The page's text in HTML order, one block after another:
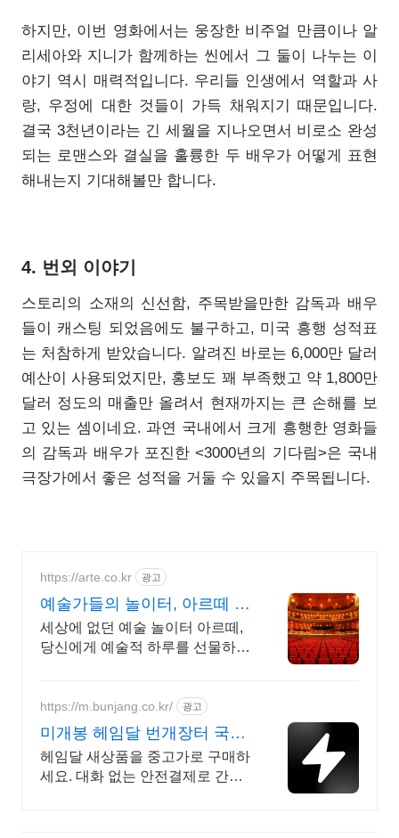
하지만, 이번 영화에서는 웅장한 비주얼 만큼이나 알
리세아와 지니가 함께하는 씬에서 그 둘이 나누는 이
야기 역시 매력적입니다. 우리들 인생에서 역할과 사
랑, 우정에 대한 것들이 가득 채워지기 때문입니다.
결국 3천년이라는 긴 세월을 지나오면서 비로소 완성
되는 로맨스와 결실을 훌륭한 두 배우가 어떻게 표현
해내는지 기대해볼만 합니다.
4. 번외 이야기
스토리의 소재의 신선함, 주목받을만한 감독과 배우
들이 캐스팅 되었음에도 불구하고, 미국 흥행 성적표
는 처참하게 받았습니다. 알려진 바로는 6,000만 달러
예산이 사용되었지만, 홍보도 꽤 부족했고 약 1,800만
달러 정도의 매출만 올려서 현재까지는 큰 손해를 보
고 있는 셈이네요. 과연 국내에서 크게 흥행한 영화들
의 감독과 배우가 포진한 <3000년의 기다림>은 국내
극장가에서 좋은 성적을 거둘 수 있을지 주목됩니다.
https://arte.co.kr 광고
예술가들의 놀이터, 아르떼 대
한민국 문화예술 플랫폼
세상에 없던 예술 놀이터 아르떼,
당신에게 예술적 하루를 선물하세
수 있습니다.
https://m.bunjang.co.kr/ 광고
미개봉 헤임달 번개장터 국내
최대 브랜드 중고거래
헤임달 새상품을 중고가로 구매하
세요. 대화 없는 안전결제로 간편